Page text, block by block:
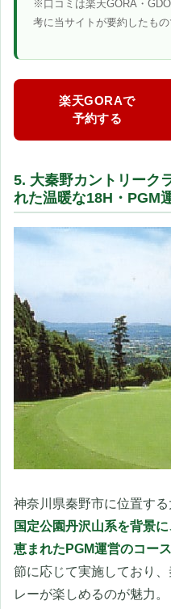
※口コミは楽天GORA・
考に当サイトが要約したもの
楽天GORAで
予約する
5. 大秦野カントリーク
れた温暖な18H・PGM
神奈川県秦野市に位置す
国定公園丹沢山系を背景
恵まれたPGM運営のコース
節に応じて実施しており
レーが楽しめるのが魅力。